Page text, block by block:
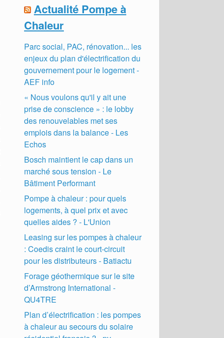
Actualité Pompe à
Chaleur
Parc social, PAC, rénovation... les
enjeux du plan d'électrification du
gouvernement pour le logement -
AEF info
« Nous voulons qu'il y ait une
prise de conscience » : le lobby
des renouvelables met ses
emplois dans la balance - Les
Echos
Bosch maintient le cap dans un
marché sous tension - Le
Bâtiment Performant
Pompe à chaleur : pour quels
logements, à quel prix et avec
quelles aides ? - L'Union
Leasing sur les pompes à chaleur
: Coedis craint le court-circuit
pour les distributeurs - Batiactu
Forage géothermique sur le site
d’Armstrong International -
QU4TRE
Plan d’électrification : les pompes
à chaleur au secours du solaire